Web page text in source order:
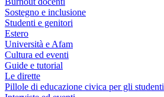
Sostegno e inclusione
Studenti e genitori
Estero
Università e Afam
Cultura ed eventi
Guide e tutorial
Le dirette
Pillole di educazione civica per gli studenti